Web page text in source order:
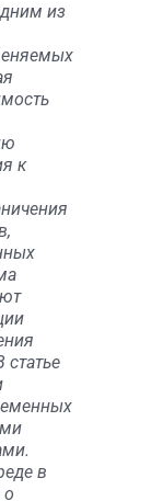
из
к
статье
в
о